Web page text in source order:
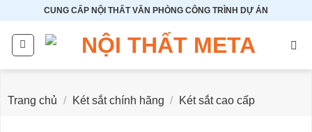
dung
CUNG CẤP NỘI THẤT VĂN PHÒNG CÔNG TRÌNH DỰ ÁN
Trang chủ / Két sắt chính hãng / Két sắt cao cấp